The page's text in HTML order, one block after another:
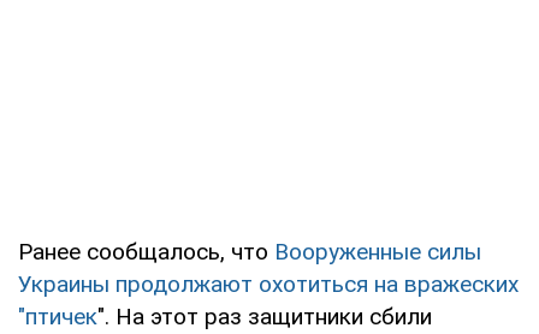
Ранее сообщалось, что Вооруженные силы
Украины продолжают охотиться на вражеских
"птичек". На этот раз защитники сбили